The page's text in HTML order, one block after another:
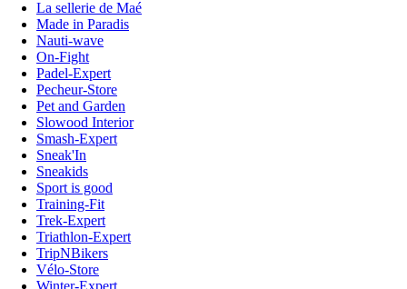
La sellerie de Maé
Made in Paradis
Nauti-wave
On-Fight
Padel-Expert
Pecheur-Store
Pet and Garden
Slowood Interior
Smash-Expert
Sneak'In
Sneakids
Sport is good
Training-Fit
Trek-Expert
Triathlon-Expert
TripNBikers
Vélo-Store
Winter-Expert